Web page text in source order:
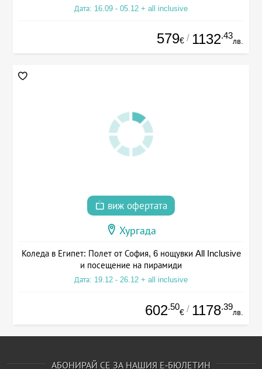
Дата: 16.09 - 05.12 + all inclusive
579€ / 1132.43
лв.
виж офертата
Хургада
Коледа в Египет: Полет от София, 6 нощувки All Inclusive
и посещение на пирамиди
Дата: 19.12 - 26.12 + all inclusive
602.50
€ / 1178.39
лв.
АБОНИРАЙ СЕ ЗА НАШИЯ Е-БЮЛЕТИН